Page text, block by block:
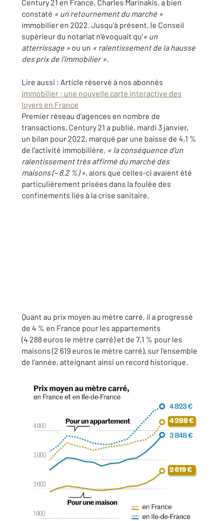
Century 21 en France, Charles Marinakis, a bien
constaté « un retournement du marché »
immobilier en 2022. Jusqu’à présent, le Conseil
supérieur du notariat n’évoquait qu’« un
atterrissage » ou un « ralentissement de la hausse
des prix de l’immobilier ».
Lire aussi : Article réservé à nos abonnés
Immobilier : une nouvelle carte interactive des
loyers en France
Premier réseau d’agences en nombre de
transactions, Century 21 a publié, mardi 3 janvier,
un bilan pour 2022, marqué par une baisse de 4,1 %
de l’activité immobilière, « la conséquence d’un
ralentissement très affirmé du marché des
maisons (– 8,2 %) », alors que celles-ci avaient été
particulièrement prisées dans la foulée des
confinements liés à la crise sanitaire.
Quant au prix moyen au mètre carré, il a progressé
de 4 % en France pour les appartements
(4 288 euros le mètre carré) et de 7,1 % pour les
maisons (2 619 euros le mètre carré), sur l’ensemble
de l’année, atteignant ainsi un record historique.